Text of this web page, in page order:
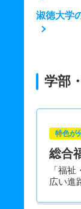
淑徳大学
学部
特色が
総合
「福
広い進